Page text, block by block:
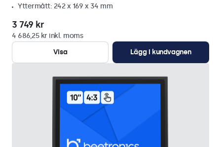
Yttermått: 242 x 169 x 34 mm
3 749 kr
4 686,25 kr inkl. moms
Visa
Lägg i kundvagnen